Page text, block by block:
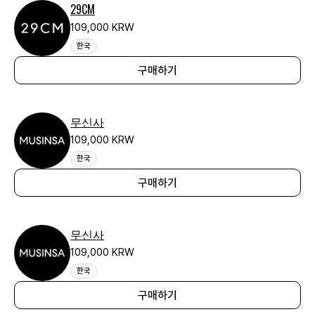
29CM
109,000 KRW
한국
구매하기
무신사
109,000 KRW
한국
구매하기
무신사
109,000 KRW
한국
구매하기